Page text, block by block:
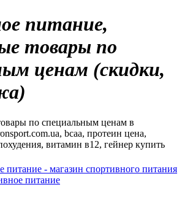
питание,
товары по
ценам (скидки,
по специальным ценам в
bcaa, протеин цена,
витамин в12, гейнер купить